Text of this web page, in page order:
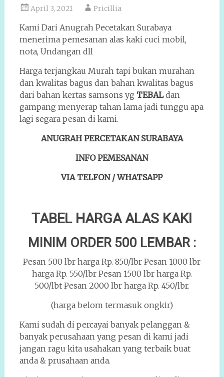
April 3, 2021 Pricillia
Kami Dari Anugrah Pecetakan Surabaya
menerima pemesanan alas kaki cuci mobil,
nota, Undangan dll
Harga terjangkau Murah tapi bukan murahan
dan kwalitas bagus dan bahan kwalitas bagus
dari bahan kertas samsons yg TEBALdan
gampang menyerap tahan lama jadi tunggu apa
lagi segara pesan di kami.
ANUGRAH PERCETAKAN SURABAYA
INFO PEMESANAN
VIA TELFON / WHATSAPP
TABEL HARGA ALAS KAKI
MINIM ORDER 500 LEMBAR :
Pesan 500 lbr harga Rp. 850/lbr Pesan 1000 lbr
harga Rp. 550/lbr Pesan 1500 lbr harga Rp.
500/lbt Pesan 2000 lbr harga Rp. 450/lbr.
(harga belom termasuk ongkir)
Kami sudah di percayai banyak pelanggan &
banyak perusahaan yang pesan di kami jadi
jangan ragu kita usahakan yang terbaik buat
anda & prusahaan anda.